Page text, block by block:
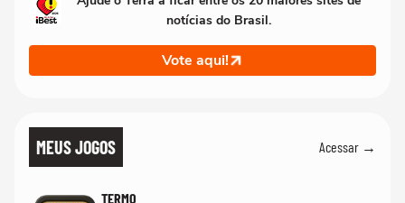
notícias do Brasil.
Vote aqui!
MEUS JOGOS Acessar →
TERMO